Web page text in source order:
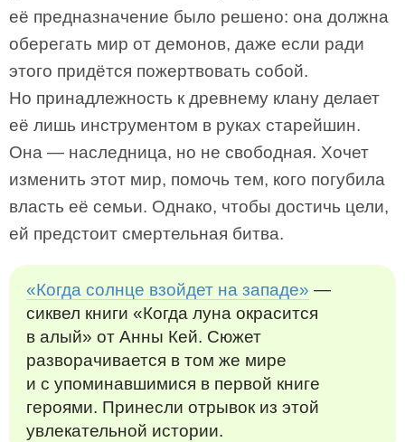
её предназначение было решено: она должна
оберегать мир от демонов, даже если ради
этого придётся пожертвовать собой.
Но принадлежность к древнему клану делает
её лишь инструментом в руках старейшин.
Она — наследница, но не свободная. Хочет
изменить этот мир, помочь тем, кого погубила
власть её семьи. Однако, чтобы достичь цели,
ей предстоит смертельная битва.
«Когда солнце взойдет на западе» —
сиквел книги «Когда луна окрасится
в алый» от Анны Кей. Сюжет
разворачивается в том же мире
и с упоминавшимися в первой книге
героями. Принесли отрывок из этой
увлекательной истории.